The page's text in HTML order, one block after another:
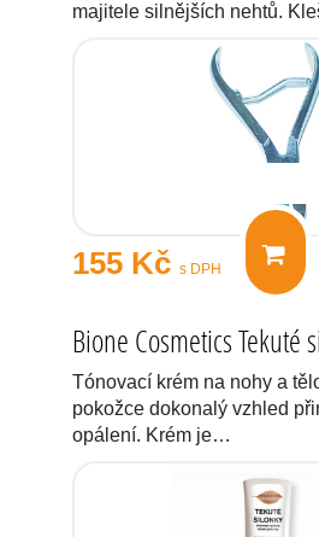
majitele silnějších nehtů.
155 Kč s DPH
Bione Cosmetics Tekuté
Tónovací krém na nohy a
pokožce dokonalý vzhled
opálení. Krém je…